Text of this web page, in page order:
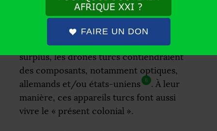
fournisseurs d’armes français
. Il ne faut
cependant pas perdre de vue le fait que les
constructeurs de drones turcs se sont
inspirés de l’industrie israélienne
. Au
surplus, les drones turcs contiendraient
des composants, notamment optiques,
allemands et/ou états-uniens
6
. À leur
manière, ces appareils turcs font aussi
vivre le « présent colonial ».
FAIRE UN DON